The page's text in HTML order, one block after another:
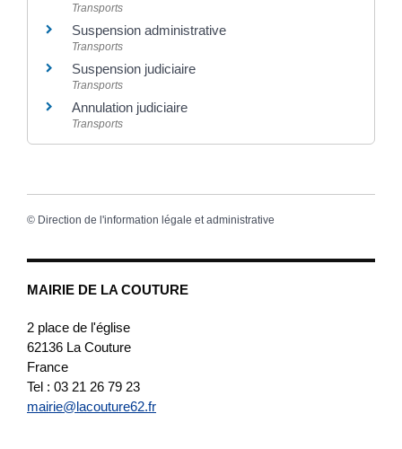
MAIRIE DE LA COUTURE
2 place de l'église
62136 La Couture
France
Tel : 03 21 26 79 23
mairie@lacouture62.fr
Transports
Suspension administrative
Transports
Suspension judiciaire
Transports
Annulation judiciaire
Transports
© Direction de l'information légale et administrative